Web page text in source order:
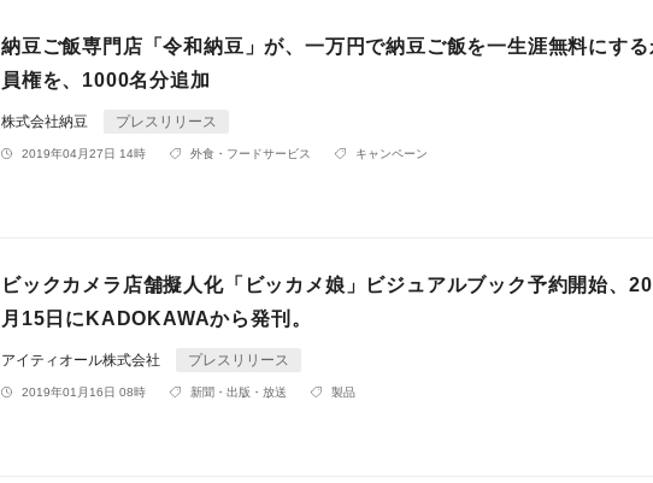
納豆ご飯専門店「令和納豆」が、一万円で納豆ご飯を一生涯無料にす
員権を、1000名分追加
株式会社納豆 プレスリリース
2019年04月27日 14時 外食・フードサービス キャンペーン
ビックカメラ店舗擬人化「ビッカメ娘」ビジュアルブック予約開始、
月15日にKADOKAWAから発刊。
アイティオール株式会社 プレスリリース
2019年01月16日 08時 新聞・出版・放送 製品